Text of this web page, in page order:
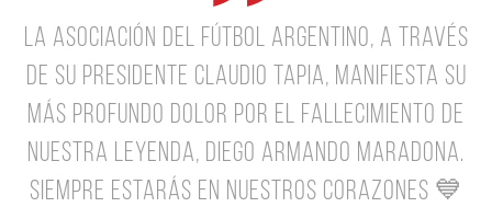
La Asociación del Fútbol Argentino, a través
de su Presidente Claudio Tapia, manifiesta su
más profundo dolor por el fallecimiento de
nuestra leyenda, Diego Armando Maradona.
Siempre estarás en nuestros corazones 💙